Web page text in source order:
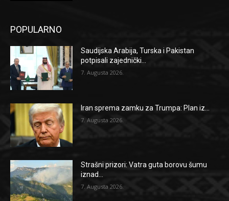
POPULARNO
Saudijska Arabija, Turska i Pakistan
potpisali zajednički...
7. Augusta 2026.
Iran sprema zamku za Trumpa: Plan iz...
7. Augusta 2026.
Strašni prizori: Vatra guta borovu šumu
iznad...
7. Augusta 2026.